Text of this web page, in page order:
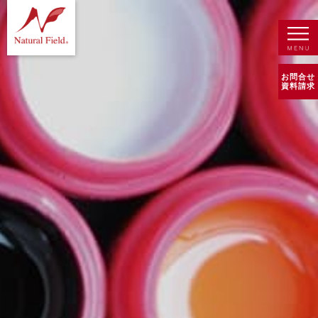
お問合せ
資料請求